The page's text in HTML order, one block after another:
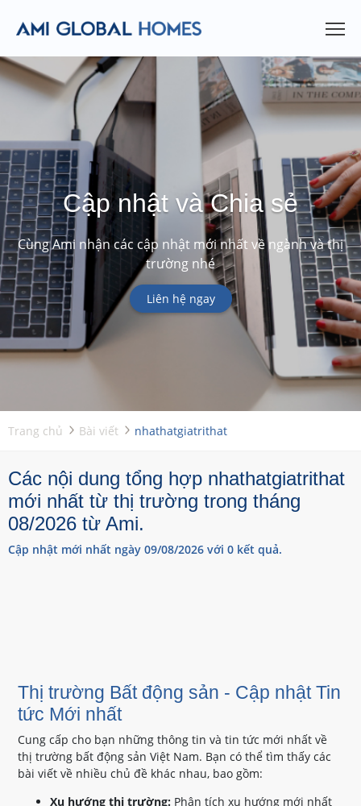
Cập nhật và Chia sẻ
Cùng Ami nhận các cập nhật mới nhất về ngành và thị
trường nhé
Liên hệ ngay
Trang chủ Bài viết nhathatgiatrithat
Các nội dung tổng hợp nhathatgiatrithat
mới nhất từ thị trường trong tháng
08/2026 từ Ami.
Cập nhật mới nhất ngày 09/08/2026 với 0 kết quả.
Thị trường Bất động sản - Cập nhật Tin
tức Mới nhất
Cung cấp cho bạn những thông tin và tin tức mới nhất về
thị trường bất động sản Việt Nam. Bạn có thể tìm thấy các
bài viết về nhiều chủ đề khác nhau, bao gồm:
Xu hướng thị trường: Phân tích xu hướng mới nhất